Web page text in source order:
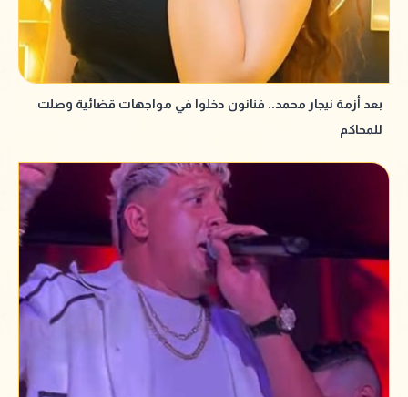
بعد أزمة نيجار محمد.. فنانون دخلوا في مواجهات قضائية وصلت
للمحاكم